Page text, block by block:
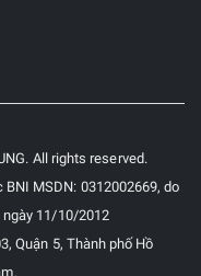
All rights reserved.
MSDN: 0312002669, do
ngày 11/10/2012
Quận 5, Thành phố Hồ